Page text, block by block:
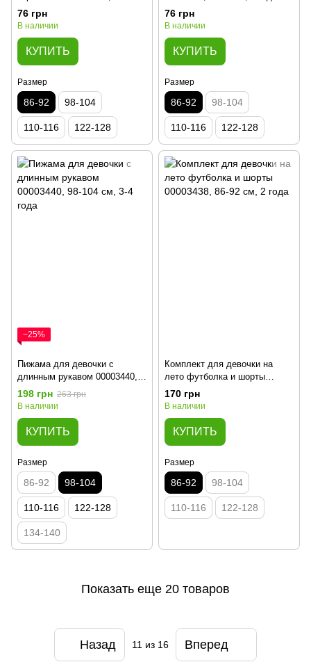
см, 2 года
76 грн
В наличии
КУПИТЬ
Размер
86-92 98-104
110-116 122-128
76 грн
В наличии
КУПИТЬ
Размер
86-92 98-104
110-116 122-128
−25%
Пижама для девочки с
длинным рукавом 00003440,
98-104 см, 3-4 года
198 грн 263 грн
В наличии
КУПИТЬ
Размер
86-92 98-104
110-116 122-128
134-140
Комплект для девочки на
лето футболка и шорты
00003438, 86-92 см, 2 года
170 грн
В наличии
КУПИТЬ
Размер
86-92 98-104
110-116 122-128
Показать еще 20 товаров
Назад 11 из 16 Вперед